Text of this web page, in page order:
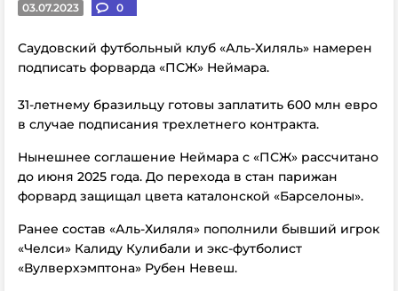
03.07.2023 0
Саудовский футбольный клуб «Аль-Хиляль» намерен
подписать форварда «ПСЖ» Неймара.
31-летнему бразильцу готовы заплатить 600 млн евро
в случае подписания трехлетнего контракта.
Нынешнее соглашение Неймара с «ПСЖ» рассчитано
до июня 2025 года. До перехода в стан парижан
форвард защищал цвета каталонской «Барселоны».
Ранее состав «Аль-Хиляля» пополнили бывший игрок
«Челси» Калиду Кулибали и экс-футболист
«Вулверхэмптона» Рубен Невеш.